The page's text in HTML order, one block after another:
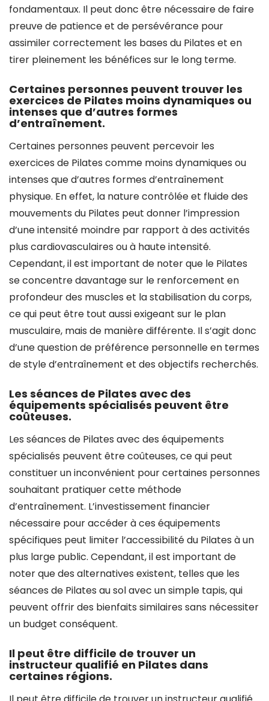
fondamentaux. Il peut donc être nécessaire de faire
preuve de patience et de persévérance pour
assimiler correctement les bases du Pilates et en
tirer pleinement les bénéfices sur le long terme.
Certaines personnes peuvent trouver les
exercices de Pilates moins dynamiques ou
intenses que d’autres formes
d’entraînement.
Certaines personnes peuvent percevoir les
exercices de Pilates comme moins dynamiques ou
intenses que d’autres formes d’entraînement
physique. En effet, la nature contrôlée et fluide des
mouvements du Pilates peut donner l’impression
d’une intensité moindre par rapport à des activités
plus cardiovasculaires ou à haute intensité.
Cependant, il est important de noter que le Pilates
se concentre davantage sur le renforcement en
profondeur des muscles et la stabilisation du corps,
ce qui peut être tout aussi exigeant sur le plan
musculaire, mais de manière différente. Il s’agit donc
d’une question de préférence personnelle en termes
de style d’entraînement et des objectifs recherchés.
Les séances de Pilates avec des
équipements spécialisés peuvent être
coûteuses.
Les séances de Pilates avec des équipements
spécialisés peuvent être coûteuses, ce qui peut
constituer un inconvénient pour certaines personnes
souhaitant pratiquer cette méthode
d’entraînement. L’investissement financier
nécessaire pour accéder à ces équipements
spécifiques peut limiter l’accessibilité du Pilates à un
plus large public. Cependant, il est important de
noter que des alternatives existent, telles que les
séances de Pilates au sol avec un simple tapis, qui
peuvent offrir des bienfaits similaires sans nécessiter
un budget conséquent.
Il peut être difficile de trouver un
instructeur qualifié en Pilates dans
certaines régions.